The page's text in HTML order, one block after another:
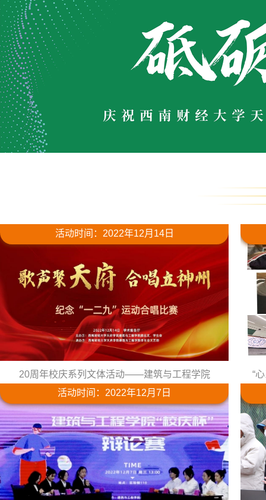
20周年校庆系列文体活动——建筑与工程学院
活动时间：2022年12月14日
“
活动时间：2022年12月7日